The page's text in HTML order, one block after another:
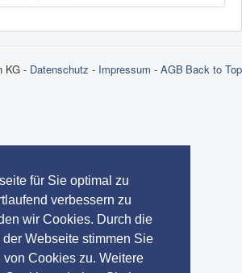
für Sie optimal zu
verbessern zu
wir Cookies. Durch die
Webseite stimmen Sie
Cookies zu. Weitere
Back to Top
KG - Datenschutz - Impressum - AGB